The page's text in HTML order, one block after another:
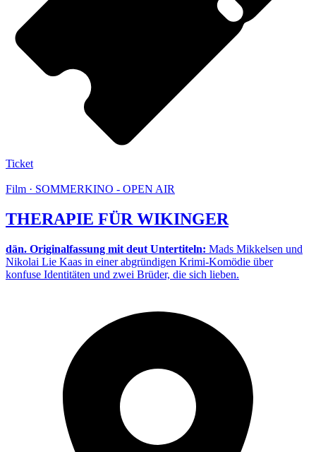
Ticket
Film · SOMMERKINO - OPEN AIR
THERAPIE FÜR WIKINGER
dän. Originalfassung mit deut Untertiteln: Mads Mikkelsen und
Nikolai Lie Kaas in einer abgründigen Krimi-Komödie über
konfuse Identitäten und zwei Brüder, die sich lieben.